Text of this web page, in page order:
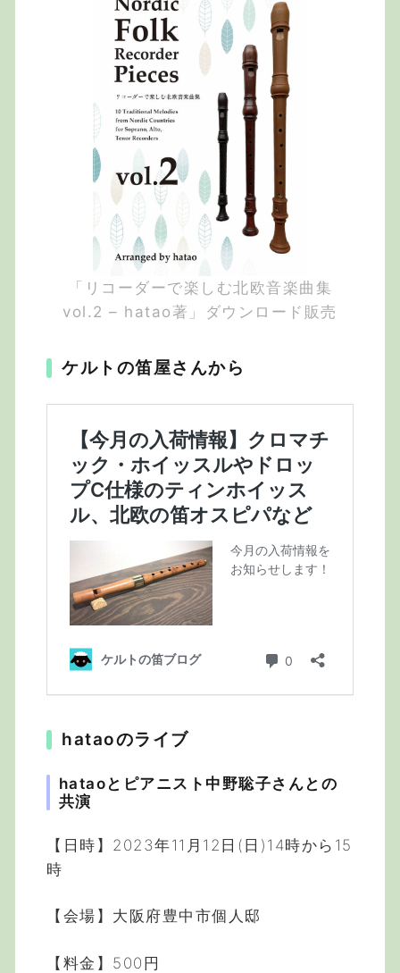
「リコーダーで楽しむ北欧音楽曲集
vol.2 – hatao著」ダウンロード販売
ケルトの笛屋さんから
hataoのライブ
hataoとピアニスト中野聡子さんとの
共演
【日時】2023年11月12日(日)14時から15
時
【会場】大阪府豊中市個人邸
【料金】500円